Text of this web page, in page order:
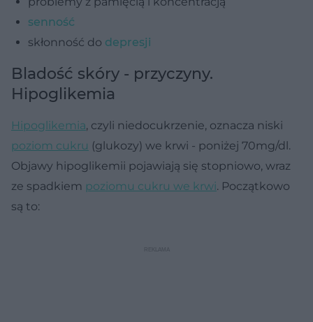
senność
skłonność do depresji
Bladość skóry - przyczyny.
Hipoglikemia
Hipoglikemia, czyli niedocukrzenie, oznacza niski
poziom cukru (glukozy) we krwi - poniżej 70mg/dl.
Objawy hipoglikemii pojawiają się stopniowo, wraz
ze spadkiem poziomu cukru we krwi. Początkowo
są to: